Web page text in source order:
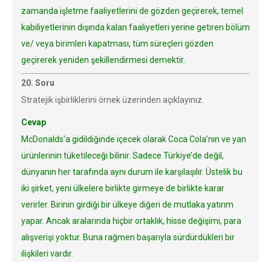
zamanda işletme faaliyetlerini de gözden geçirerek, temel
kabiliyetlerinin dışında kalan faaliyetleri yerine getiren bölüm
ve/ veya birimleri kapatması, tüm süreçleri gözden
geçirerek yeniden şekillendirmesi demektir.
20. Soru
Stratejik işbirliklerini örnek üzerinden açıklayınız.
Cevap
McDonalds’a gidildiğinde içecek olarak Coca Cola’nın ve yan
ürünlerinin tüketileceği bilinir. Sadece Türkiye’de değil,
dünyanın her tarafında aynı durum ile karşılaşılır. Üstelik bu
iki şirket, yeni ülkelere birlikte girmeye de birlikte karar
verirler. Birinin girdiği bir ülkeye diğeri de mutlaka yatırım
yapar. Ancak aralarında hiçbir ortaklık, hisse değişimi, para
alışverişi yoktur. Buna rağmen başarıyla sürdürdükleri bir
ilişkileri vardır.